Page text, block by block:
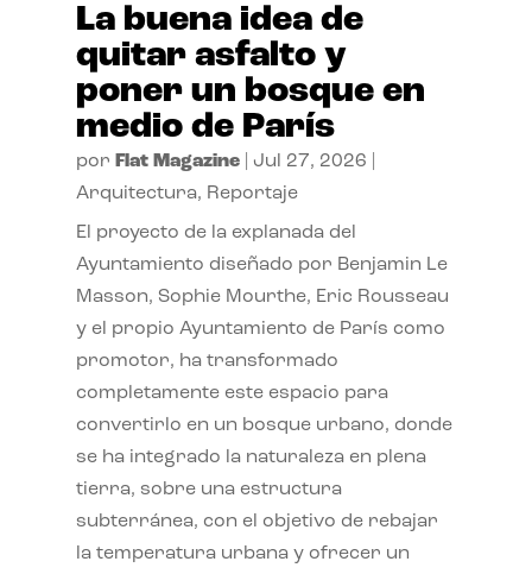
La buena idea de
quitar asfalto y
poner un bosque en
medio de París
por Flat Magazine| Jul 27, 2026
Arquitectura, Reportaje
El proyecto de la explanada del
Ayuntamiento diseñado por Benjamin Le
Masson, Sophie Mourthe, Eric Rousseau
y el propio Ayuntamiento de París como
promotor, ha transformado
completamente este espacio para
convertirlo en un bosque urbano, donde
se ha integrado la naturaleza en plena
tierra, sobre una estructura
subterránea, con el objetivo de rebajar
la temperatura urbana y ofrecer un